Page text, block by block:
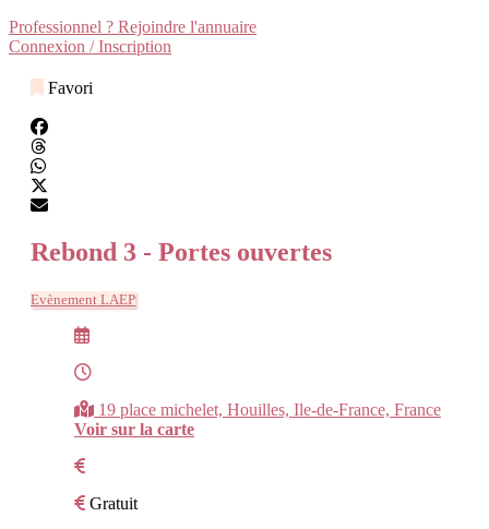
Professionnel ? Rejoindre l'annuaire
Connexion / Inscription
Favori
Rebond 3 - Portes ouvertes
Evènement LAEP
19 place michelet, Houilles, Ile-de-France, France
Voir sur la carte
Gratuit